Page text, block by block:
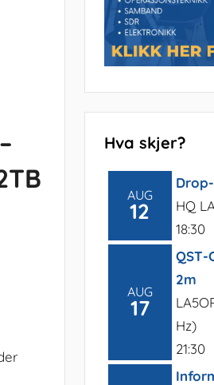
Hva skjer?
AUG
12
HQ
18:30
AUG
17
QST-
2m
Hz)
21:30